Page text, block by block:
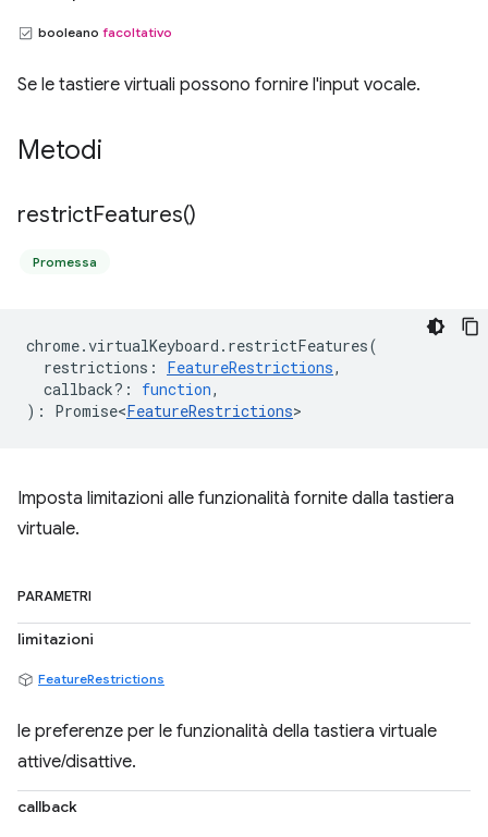
booleano facoltativo
Se le tastiere virtuali possono fornire l'input vocale.
Metodi
restrictFeatures()
Promessa
chrome.virtualKeyboard . restrictFeatures(
restrictions : FeatureRestrictions,
callback? : function,
) : Promise<FeatureRestrictions>
Imposta limitazioni alle funzionalità fornite dalla tastiera
virtuale.
PARAMETRI
limitazioni
FeatureRestrictions
le preferenze per le funzionalità della tastiera virtuale
attive/disattive.
callback